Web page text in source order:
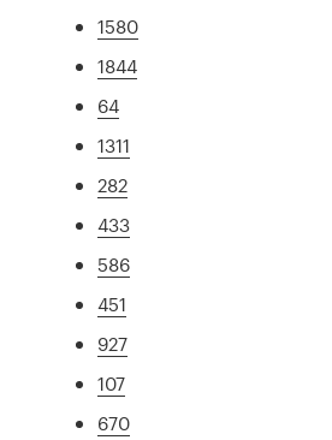
1580
1844
64
1311
282
433
586
451
927
107
670